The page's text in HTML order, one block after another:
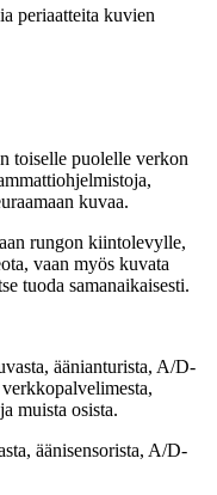
periaatteita kuvien
toiselle puolelle verkon
kuvaa.
rungon kiintolevylle,
vaan myös kuvata
tuoda samanaikaisesti.
äänianturista, A/D-
muista osista.
äänisensorista, A/D-